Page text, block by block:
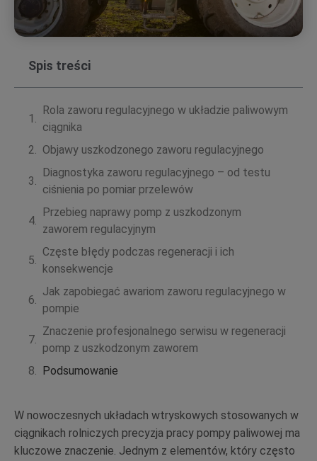
Spis treści
Rola zaworu regulacyjnego w układzie paliwowym
ciągnika
Objawy uszkodzonego zaworu regulacyjnego
Diagnostyka zaworu regulacyjnego – od testu
ciśnienia po pomiar przelewów
Przebieg naprawy pomp z uszkodzonym
zaworem regulacyjnym
Częste błędy podczas regeneracji i ich
konsekwencje
Jak zapobiegać awariom zaworu regulacyjnego w
pompie
Znaczenie profesjonalnego serwisu w regeneracji
pomp z uszkodzonym zaworem
Podsumowanie
W nowoczesnych układach wtryskowych stosowanych w
ciągnikach rolniczych precyzja pracy pompy paliwowej ma
kluczowe znaczenie. Jednym z elementów, który często